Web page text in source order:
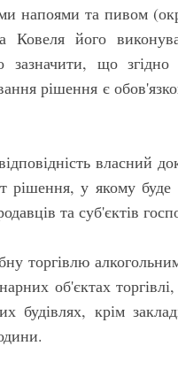
напоями та пивом
Ковеля його
що згідно
рішення є
власний
рішення, у якому
та суб'єктів
торгівлю
об'єктах
будівлях, крім